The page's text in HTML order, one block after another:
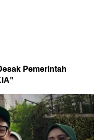
Pemerintah